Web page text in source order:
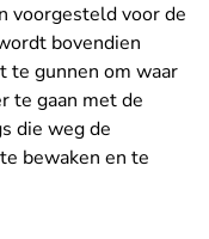
voorgesteld voor de
bovendien
te gunnen om waar
te gaan met de
die weg de
bewaken en te